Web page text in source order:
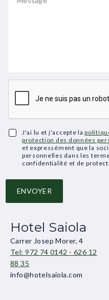
J'ai lu et j'accepte la
protection des données
et expressément que la
personnelles dans les
confidentialité et de
ENVOYER
Hotel Saiola
Carrer Josep Morer, 4
Tel: 972 74 0142 - 626 12
88 35
info@hotelsaiola.com